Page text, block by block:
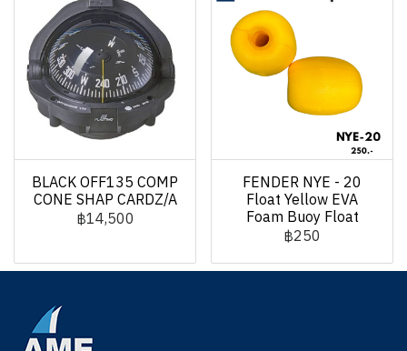
BLACK OFF135 COMP
CONE SHAP CARDZ/A
฿14,500
FENDER NYE - 20
Float Yellow EVA
Foam Buoy Float
฿250